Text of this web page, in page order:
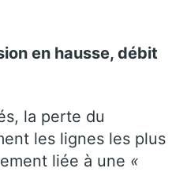
en hausse, débit
la perte du
les lignes les plus
liée à une «